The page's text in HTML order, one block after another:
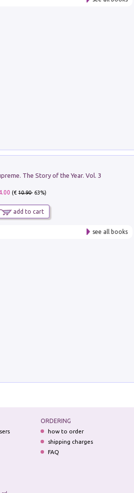
The Story of the Year. Vol. 3
(€10.90- 63%)
add to cart
see all books
ORDERING
how to order
shipping charges
FAQ